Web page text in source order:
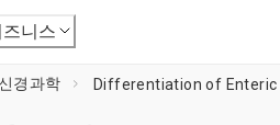
즈니스
신경과학